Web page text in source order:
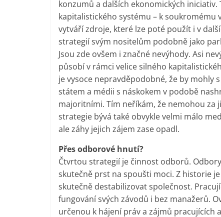
konzumů a dalších ekonomických
kapitalistického systému – k soukromému
vytváří zdroje, které lze poté použít i v
strategií svým nositelům podobně jako
Jsou zde ovšem i značné nevýhody. Asi
působí v rámci velice silného
je vysoce nepravděpodobné, že by mohly
státem a médii s náskokem v podobě
majoritními. Tím neříkám, že nemohou za
strategie bývá také obvykle velmi málo
ale záhy jejich zájem zase opadl.
Přes odborové hnutí?
Čtvrtou strategií je činnost odborů.
skutečně prst na spoušti moci. Z historie
skutečně destabilizovat společnost.
fungování svých závodů i bez manažerů.
určenou k hájení práv a zájmů pracujících